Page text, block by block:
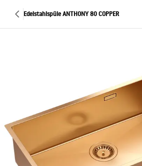
Edelstahlspüle ANTHONY 80 COPPER